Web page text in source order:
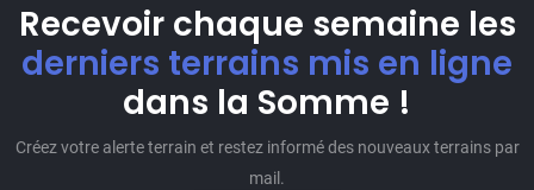
Recevoir chaque semaine les
derniers terrains mis en ligne
dans la Somme !
Créez votre alerte terrain et restez informé des nouveaux terrains par
mail.